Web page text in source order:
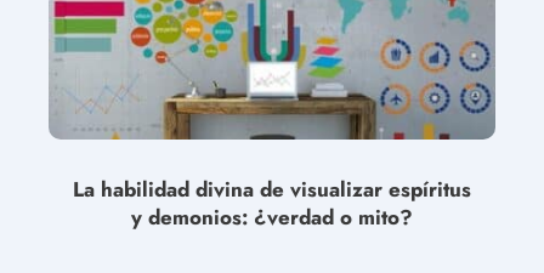
La habilidad divina de visualizar espíritus
y demonios: ¿verdad o mito?